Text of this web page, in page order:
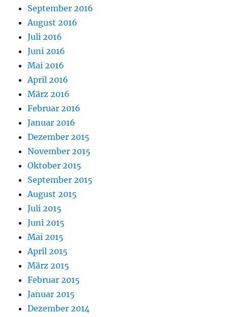
September 2016
August 2016
Juli 2016
Juni 2016
Mai 2016
April 2016
März 2016
Februar 2016
Januar 2016
Dezember 2015
November 2015
Oktober 2015
September 2015
August 2015
Juli 2015
Juni 2015
Mai 2015
April 2015
März 2015
Februar 2015
Januar 2015
Dezember 2014